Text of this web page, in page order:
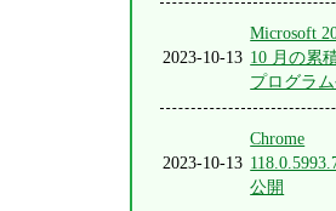
2023-10-13
Microsoft
10 月の累
プログラ
2023-10-13
Chrome
公開